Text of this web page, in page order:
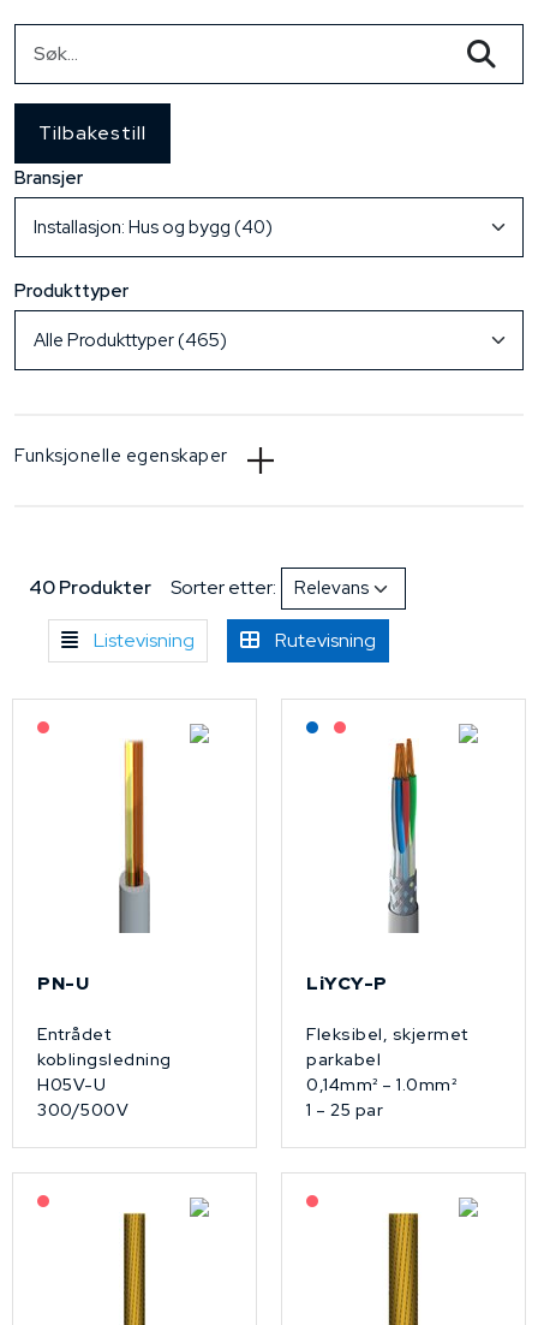
Tilbakestill
Bransjer
Produkttyper
Funksjonelle egenskaper
40 Produkter Sorter etter:
Listevisning Rutevisning
PN-U
Entrådet
koblingsledning
H05V-U
300/500V
Lagerført: NEK Kabel
På forespørsel
LiYCY-P
Fleksibel, skjermet
parkabel
0,14mm² – 1.0mm²
1 – 25 par